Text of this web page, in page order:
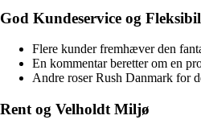
God Kundeservice og
Flere kunder fremhæver den
En kommentar beretter om en
Andre roser Rush Danmark for
Rent og Velholdt Miljø